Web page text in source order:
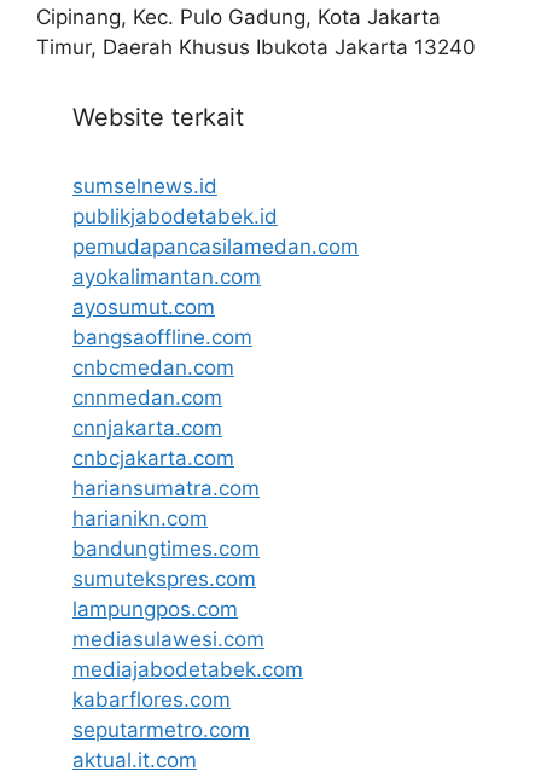
Cipinang, Kec. Pulo Gadung, Kota Jakarta
Timur, Daerah Khusus Ibukota Jakarta 13240
Website terkait
sumselnews.id
publikjabodetabek.id
pemudapancasilamedan.com
ayokalimantan.com
ayosumut.com
bangsaoffline.com
cnbcmedan.com
cnnmedan.com
cnnjakarta.com
cnbcjakarta.com
hariansumatra.com
harianikn.com
bandungtimes.com
sumutekspres.com
lampungpos.com
mediasulawesi.com
mediajabodetabek.com
kabarflores.com
seputarmetro.com
aktual.it.com